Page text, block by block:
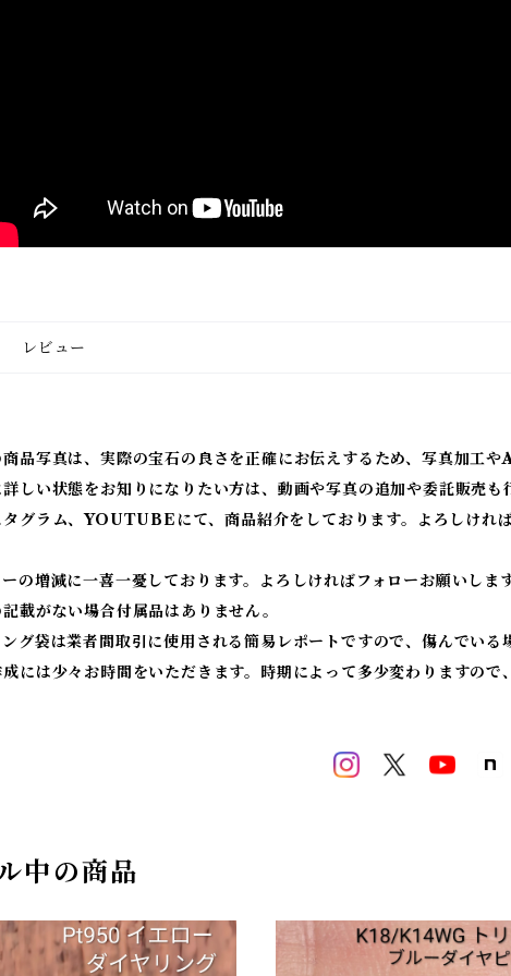
レビュー
品写真は、実際の宝石の良さを正確にお伝えするため、写真加工や
しい状態をお知りになりたい方は、動画や写真の追加や委託販売も
グラム、YOUTUBEにて、商品紹介をしております。よろしければ
の増減に一喜一憂しております。よろしければフォローお願いしま
載がない場合付属品はありません。
グ袋は業者間取引に使用される簡易レポートですので、傷んでいる
には少々お時間をいただきます。時期によって多少変わりますので
中の商品